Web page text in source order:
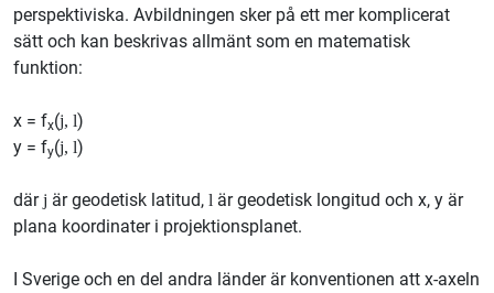
perspektiviska. Avbildningen sker på ett mer komplicerat
sätt och kan beskrivas allmänt som en matematisk
funktion:
x = fx(j, l)
y = fy(j, l)
därj är geodetisk latitud, l är geodetisk longitud och x, y är
plana koordinater i projektionsplanet.
I Sverige och en del andra länder är konventionen att x-axeln